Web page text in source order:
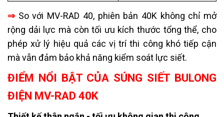
⇒ So với MV-RAD 40, phiên bản 40K không chỉ mở
rộng dải lực mà còn tối ưu kích thước tổng thể, cho
phép xử lý hiệu quả các vị trí thi công khó tiếp cận
mà vẫn đảm bảo khả năng kiểm soát lực siết.
ĐIỂM NỔI BẬT CỦA SÚNG SIẾT BULONG
ĐIỆN MV-RAD 40K